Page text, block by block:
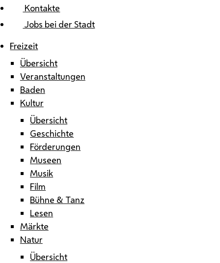
Kontakte
Jobs bei der Stadt
Freizeit
Übersicht
Veranstaltungen
Baden
Kultur
Übersicht
Geschichte
Förderungen
Museen
Musik
Film
Bühne & Tanz
Lesen
Märkte
Natur
Übersicht